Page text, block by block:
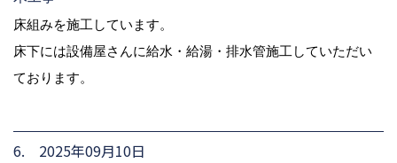
床組みを施工しています。
床下には設備屋さんに給水・給湯・排水管施工していただい
ております。
6. 2025年09月10日